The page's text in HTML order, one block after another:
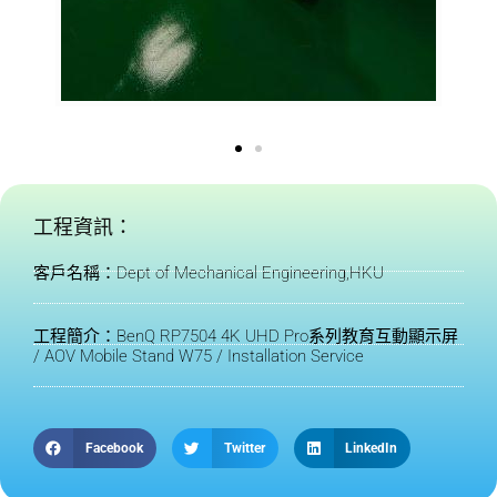
工程資訊：
客戶名稱：Dept of Mechanical Engineering,HKU
工程簡介：BenQ RP7504 4K UHD Pro系列教育互動顯示屏
/ AOV Mobile Stand W75 / Installation Service
Facebook Twitter LinkedIn